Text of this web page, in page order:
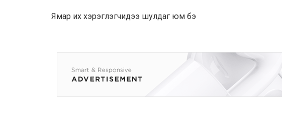
Ямар их хэрэглэгчидээ шулдаг юм бэ